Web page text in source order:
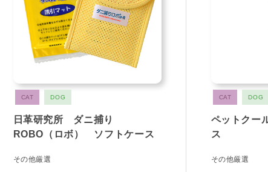
CAT DOG
日革研究所 ダニ捕り
ROBO（ロボ） ソフトケース
その他厳選
CAT DOG
ペットクー
ス
その他厳選